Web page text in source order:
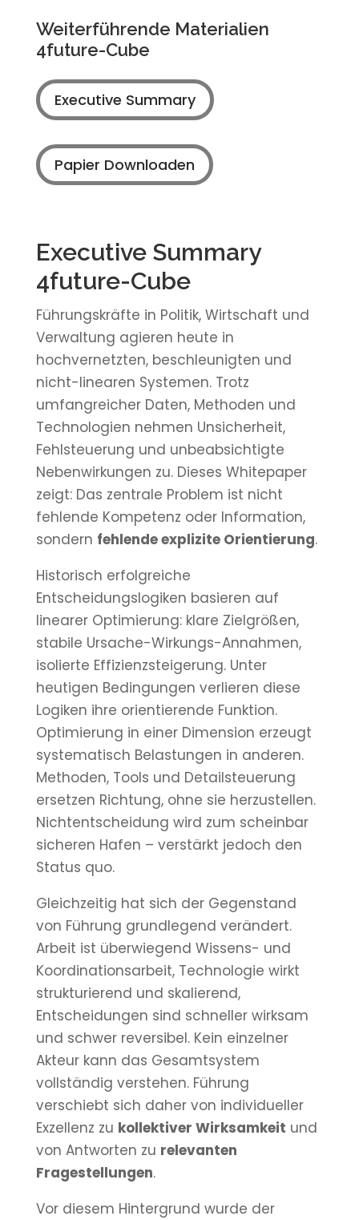
Weiterführende Materialien
4future-Cube
Executive Summary
Papier Downloaden
Executive Summary
4future-Cube
Führungskräfte in Politik, Wirtschaft und
Verwaltung agieren heute in
hochvernetzten, beschleunigten und
nicht-linearen Systemen. Trotz
umfangreicher Daten, Methoden und
Technologien nehmen Unsicherheit,
Fehlsteuerung und unbeabsichtigte
Nebenwirkungen zu. Dieses Whitepaper
zeigt: Das zentrale Problem ist nicht
fehlende Kompetenz oder Information,
sondern fehlende explizite Orientierung.
Historisch erfolgreiche
Entscheidungslogiken basieren auf
linearer Optimierung: klare Zielgrößen,
stabile Ursache-Wirkungs-Annahmen,
isolierte Effizienzsteigerung. Unter
heutigen Bedingungen verlieren diese
Logiken ihre orientierende Funktion.
Optimierung in einer Dimension erzeugt
systematisch Belastungen in anderen.
Methoden, Tools und Detailsteuerung
ersetzen Richtung, ohne sie herzustellen.
Nichtentscheidung wird zum scheinbar
sicheren Hafen – verstärkt jedoch den
Status quo.
Gleichzeitig hat sich der Gegenstand
von Führung grundlegend verändert.
Arbeit ist überwiegend Wissens- und
Koordinationsarbeit, Technologie wirkt
strukturierend und skalierend,
Entscheidungen sind schneller wirksam
und schwer reversibel. Kein einzelner
Akteur kann das Gesamtsystem
vollständig verstehen. Führung
verschiebt sich daher von individueller
Exzellenz zu kollektiver Wirksamkeit und
von Antworten zu relevanten
Fragestellungen.
Vor diesem Hintergrund wurde der